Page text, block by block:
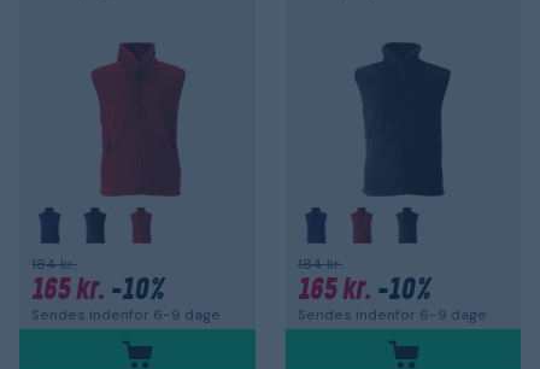
184 kr.
165 kr. -10%
Sendes indenfor 6-9 dage
184 kr.
165 kr. -10%
Sendes indenfor 6-9 dage